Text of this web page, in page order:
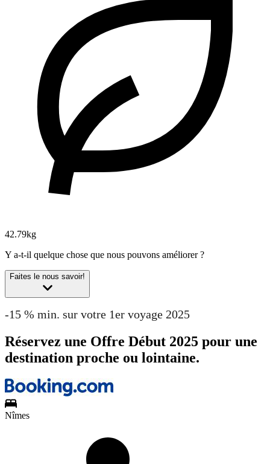
42.79kg
Y a-t-il quelque chose que nous pouvons améliorer ?
Faites le nous savoir!
-15 % min. sur votre 1er voyage 2025
Réservez une Offre Début 2025 pour une
destination proche ou lointaine.
Nîmes